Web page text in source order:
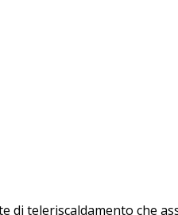
di teleriscaldamento che